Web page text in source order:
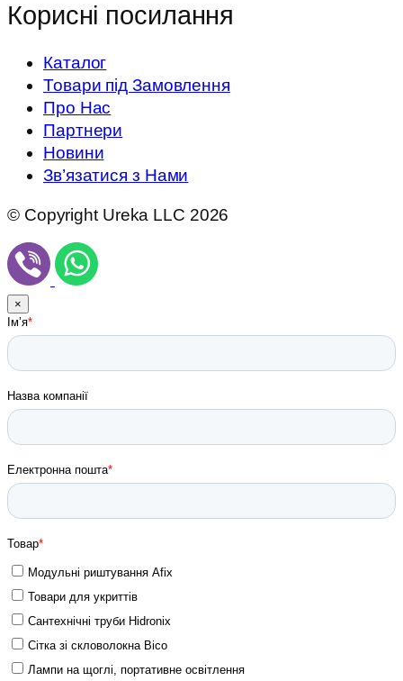
Корисні посилання
Каталог
Товари під Замовлення
Про Нас
Партнери
Новини
Зв’язатися з Нами
© Copyright Ureka LLC 2026
×